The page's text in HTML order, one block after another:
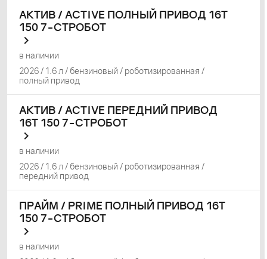
АКТИВ / ACTIVE ПОЛНЫЙ ПРИВОД 16Т
150 7-СТРОБОТ
2026 / 1.6 л / бензиновый / роботизированная /
полный привод
в наличии
АКТИВ / ACTIVE ПЕРЕДНИЙ ПРИВОД
16Т 150 7-СТРОБОТ
2026 / 1.6 л / бензиновый / роботизированная /
передний привод
в наличии
ПРАЙМ / PRIME ПОЛНЫЙ ПРИВОД 16Т
150 7-СТРОБОТ
в наличии